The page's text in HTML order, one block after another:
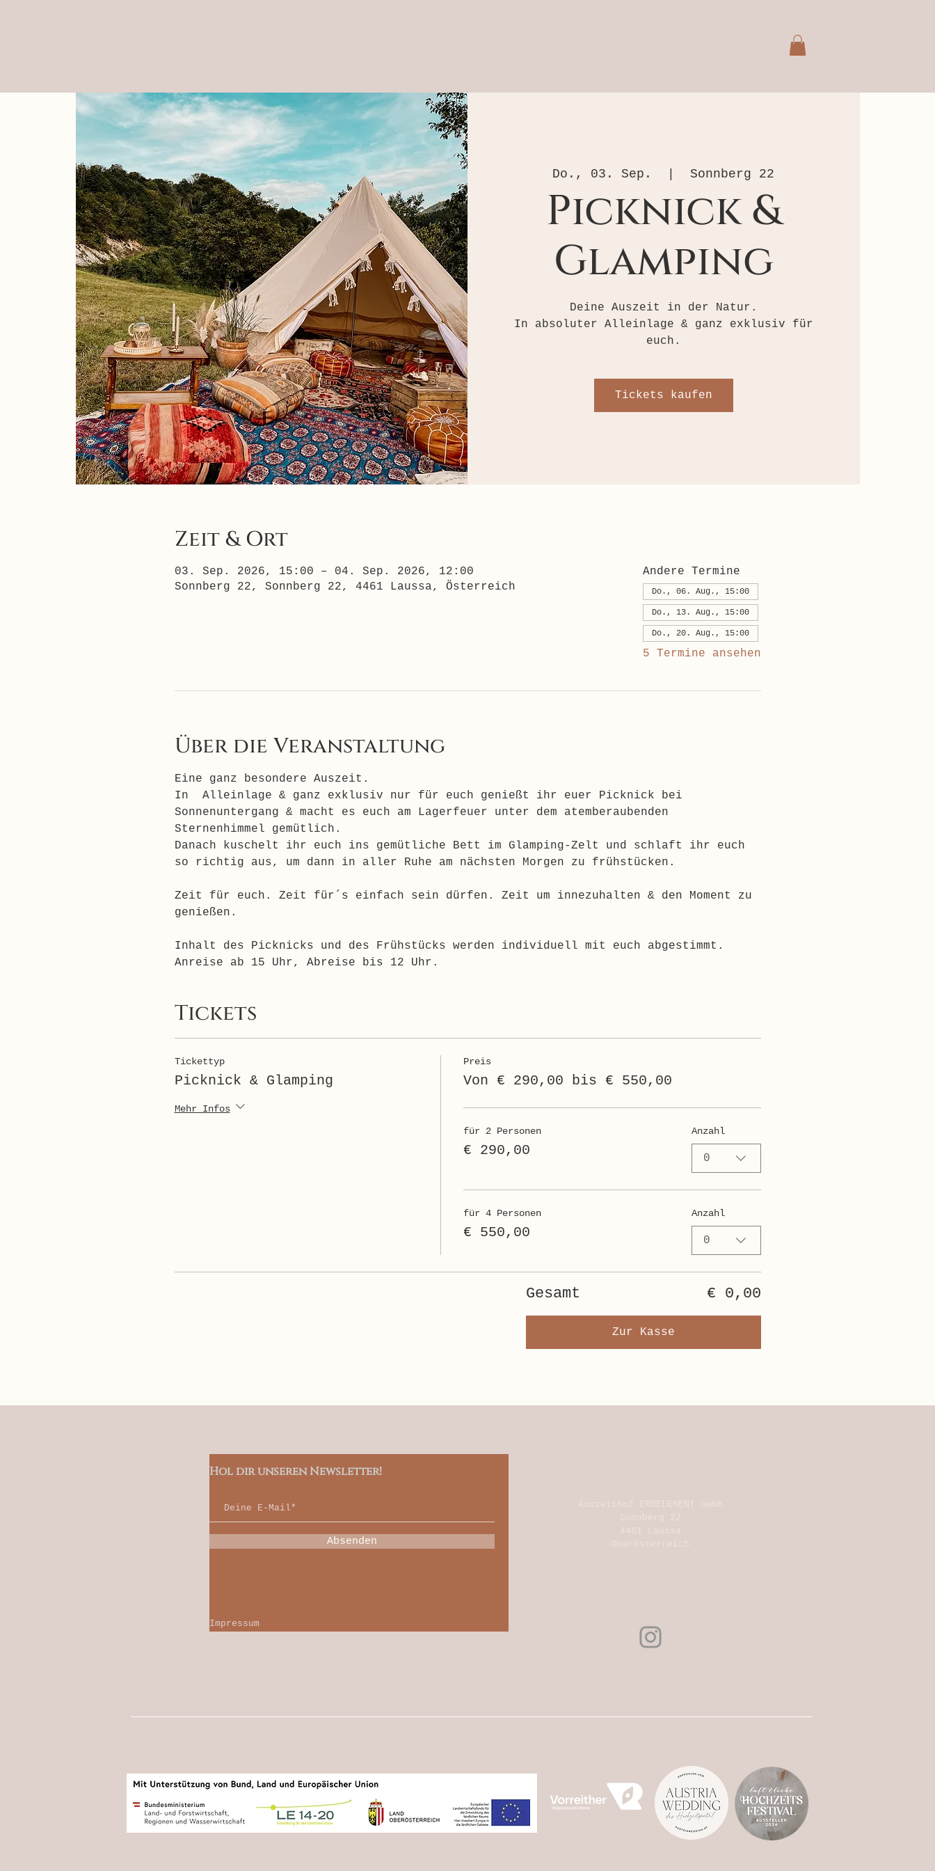
Do., 03. Sep. Sonnberg 22
Picknick &
Glamping
Deine Auszeit in der Natur.
In absoluter Alleinlage & ganz exklusiv für
euch.
Tickets kaufen
Zeit & Ort
03. Sep. 2026, 15:00 – 04. Sep. 2026, 12:00
Sonnberg 22, Sonnberg 22, 4461 Laussa, Österreich
Andere Termine
Do., 06. Aug., 15:00
Do., 13. Aug., 15:00
Do., 20. Aug., 15:00
5 Termine ansehen
Über die Veranstaltung
Eine ganz besondere Auszeit.
In  Alleinlage & ganz exklusiv nur für euch genießt ihr euer Picknick bei
Sonnenuntergang & macht es euch am Lagerfeuer unter dem atemberaubenden
Sternenhimmel gemütlich.
Danach kuschelt ihr euch ins gemütliche Bett im Glamping-Zelt und schlaft ihr euch
so richtig aus, um dann in aller Ruhe am nächsten Morgen zu frühstücken.
Zeit für euch. Zeit für´s einfach sein dürfen. Zeit um innezuhalten & den Moment zu
genießen.
Inhalt des Picknicks und des Frühstücks werden individuell mit euch abgestimmt.
Anreise ab 15 Uhr, Abreise bis 12 Uhr.
Tickets
Tickettyp
Picknick & Glamping
Mehr Infos
Preis
Von € 290,00 bis € 550,00
für 2 Personen
€ 290,00
Anzahl
0
für 4 Personen
€ 550,00
Anzahl
0
Gesamt € 0,00
Zur Kasse
Hol dir unseren Newsletter!
Absenden
Impressum